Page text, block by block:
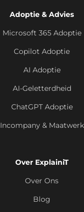
Adoptie & Advies
Microsoft 365 Adoptie
Copilot Adoptie
AI Adoptie
AI-Geletterdheid
ChatGPT Adoptie
Incompany & Maatwerk
Over ExplainiT
Over Ons
Blog